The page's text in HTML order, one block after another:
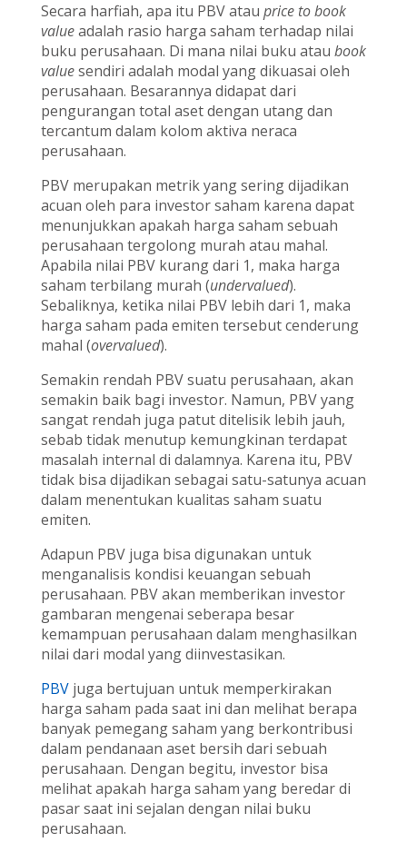
Secara harfiah, apa itu PBV atau price to book
valueadalah rasio harga saham terhadap nilai
buku perusahaan. Di mana nilai buku atau book
valuesendiri adalah modal yang dikuasai oleh
perusahaan. Besarannya didapat dari
pengurangan total aset dengan utang dan
tercantum dalam kolom aktiva neraca
perusahaan.
PBV merupakan metrik yang sering dijadikan
acuan oleh para investor saham karena dapat
menunjukkan apakah harga saham sebuah
perusahaan tergolong murah atau mahal.
Apabila nilai PBV kurang dari 1, maka harga
saham terbilang murah (undervalued).
Sebaliknya, ketika nilai PBV lebih dari 1, maka
harga saham pada emiten tersebut cenderung
mahal (overvalued).
Semakin rendah PBV suatu perusahaan, akan
semakin baik bagi investor. Namun, PBV yang
sangat rendah juga patut ditelisik lebih jauh,
sebab tidak menutup kemungkinan terdapat
masalah internal di dalamnya. Karena itu, PBV
tidak bisa dijadikan sebagai satu-satunya acuan
dalam menentukan kualitas saham suatu
emiten.
Adapun PBV juga bisa digunakan untuk
menganalisis kondisi keuangan sebuah
perusahaan. PBV akan memberikan investor
gambaran mengenai seberapa besar
kemampuan perusahaan dalam menghasilkan
nilai dari modal yang diinvestasikan.
PBVjuga bertujuan untuk memperkirakan
harga saham pada saat ini dan melihat berapa
banyak pemegang saham yang berkontribusi
dalam pendanaan aset bersih dari sebuah
perusahaan. Dengan begitu, investor bisa
melihat apakah harga saham yang beredar di
pasar saat ini sejalan dengan nilai buku
perusahaan.